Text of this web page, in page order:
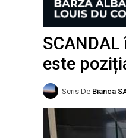
este
Scris De Bianca